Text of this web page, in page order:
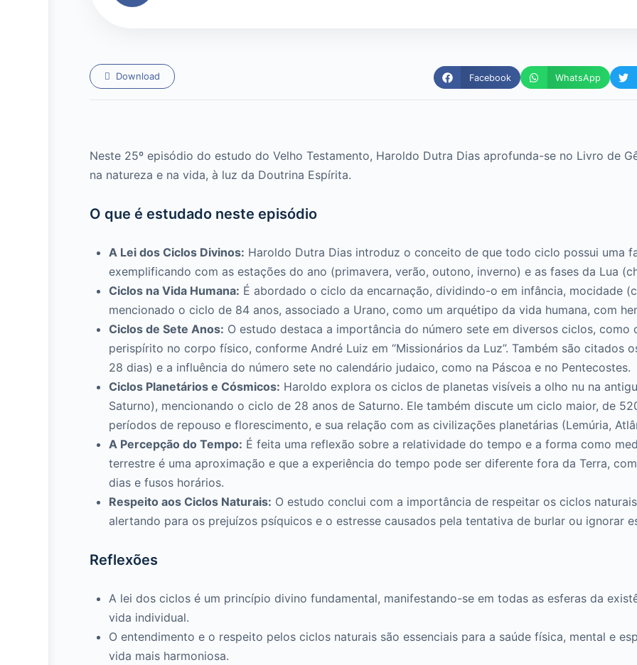
áudio
Download Facebook WhatsApp
Neste 25º episódio do estudo do Velho Testamento, Haroldo Dutra Dias aprofunda-se no Livro de
na natureza e na vida, à luz da Doutrina Espírita.
O que é estudado neste episódio
A Lei dos Ciclos Divinos: Haroldo Dutra Dias introduz o conceito de que todo ciclo possui uma
exemplificando com as estações do ano (primavera, verão, outono, inverno) e as fases da Lua
Ciclos na Vida Humana: É abordado o ciclo da encarnação, dividindo-o em infância, mocidade
mencionado o ciclo de 84 anos, associado a Urano, como um arquétipo da vida humana, com
Ciclos de Sete Anos: O estudo destaca a importância do número sete em diversos ciclos,
perispírito no corpo físico, conforme André Luiz em “Missionários da Luz”. Também são citados
28 dias) e a influência do número sete no calendário judaico, como na Páscoa e no Pentecostes.
Ciclos Planetários e Cósmicos: Haroldo explora os ciclos de planetas visíveis a olho nu na
Saturno), mencionando o ciclo de 28 anos de Saturno. Ele também discute um ciclo maior, de
períodos de repouso e florescimento, e sua relação com as civilizações planetárias (Lemúria,
A Percepção do Tempo: É feita uma reflexão sobre a relatividade do tempo e a forma como
terrestre é uma aproximação e que a experiência do tempo pode ser diferente fora da Terra,
dias e fusos horários.
Respeito aos Ciclos Naturais: O estudo conclui com a importância de respeitar os ciclos
alertando para os prejuízos psíquicos e o estresse causados pela tentativa de burlar ou ignorar
Reflexões
A lei dos ciclos é um princípio divino fundamental, manifestando-se em todas as esferas da
vida individual.
O entendimento e o respeito pelos ciclos naturais são essenciais para a saúde física, mental e
vida mais harmoniosa.